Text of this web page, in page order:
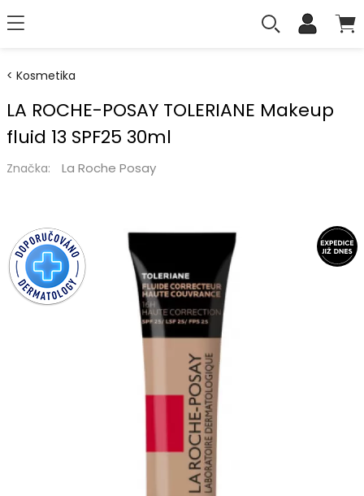
Kosmetika
LA ROCHE-POSAY TOLERIANE Makeup
fluid 13 SPF25 30ml
Značka: La Roche Posay